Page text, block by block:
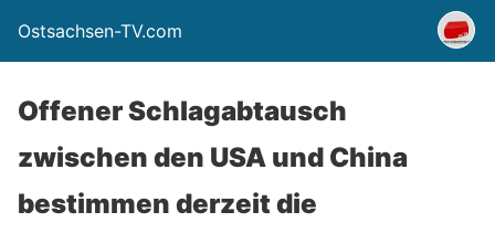
Ostsachsen-TV.com
Offener Schlagabtausch
zwischen den USA und China
bestimmen derzeit die